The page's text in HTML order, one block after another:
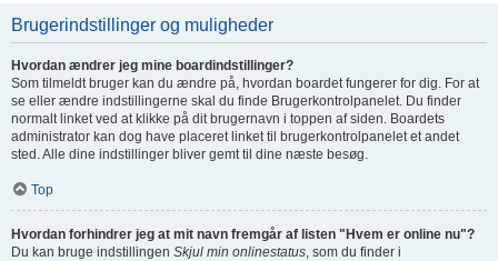
Brugerindstillinger og muligheder
Hvordan ændrer jeg mine boardindstillinger?
Som tilmeldt bruger kan du ændre på, hvordan boardet fungerer for dig. For at
se eller ændre indstillingerne skal du finde Brugerkontrolpanelet. Du finder
normalt linket ved at klikke på dit brugernavn i toppen af siden. Boardets
administrator kan dog have placeret linket til brugerkontrolpanelet et andet
sted. Alle dine indstillinger bliver gemt til dine næste besøg.
Top
Hvordan forhindrer jeg at mit navn fremgår af listen "Hvem er online nu"?
Du kan bruge indstillingen Skjul min onlinestatus, som du finder i